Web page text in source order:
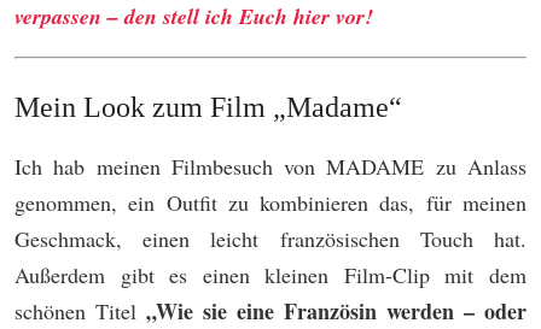
verpassen – den stell ich Euch hier vor!
Mein Look zum Film „Madame“
Ich hab meinen Filmbesuch von MADAME zu Anlass
genommen, ein Outfit zu kombinieren das, für meinen
Geschmack, einen leicht französischen Touch hat.
Außerdem gibt es einen kleinen Film-Clip mit dem
schönen Titel „Wie sie eine Französin werden – oder